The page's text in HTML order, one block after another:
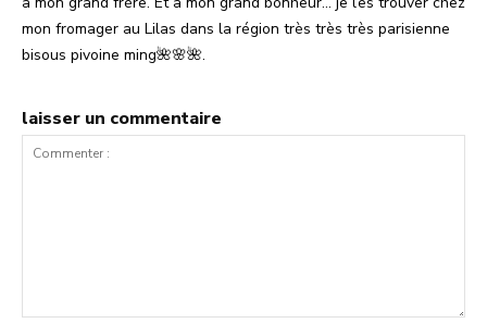
mon fromager au Lilas dans la région très très très parisienne
bisous pivoine ming🌺🌸🌺.
laisser un commentaire